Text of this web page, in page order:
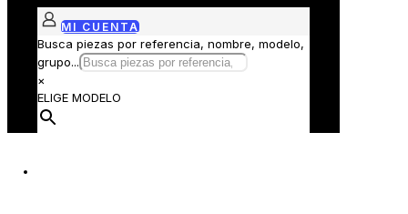
MI CUENTA
Busca piezas por referencia, nombre, modelo,
grupo...
×
ELIGE MODELO